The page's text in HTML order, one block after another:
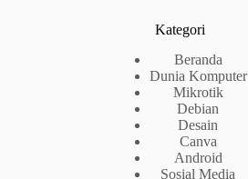
Kategori
Beranda
Dunia Komputer
Mikrotik
Debian
Desain
Canva
Android
Sosial Media